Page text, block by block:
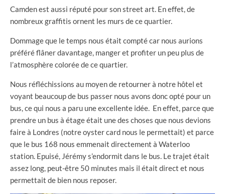
Camden est aussi réputé pour son street art. En effet, de
nombreux graffitis ornent les murs de ce quartier.
Dommage que le temps nous était compté car nous aurions
préféré flâner davantage, manger et profiter un peu plus de
l’atmosphère colorée de ce quartier.
Nous réfléchissions au moyen de retourner à notre hôtel et
voyant beaucoup de bus passer nous avons donc opté pour un
bus, ce qui nous a paru une excellente idée. En effet, parce que
prendre un bus à étage était une des choses que nous devions
faire à Londres (notre oyster card nous le permettait) et parce
que le bus 168 nous emmenait directement à Waterloo
station. Epuisé, Jérémy s’endormit dans le bus. Le trajet était
assez long, peut-être 50 minutes mais il était direct et nous
permettait de bien nous reposer.